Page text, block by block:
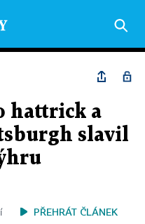
hattrick a
slavil
PŘEHRÁT ČLÁNEK